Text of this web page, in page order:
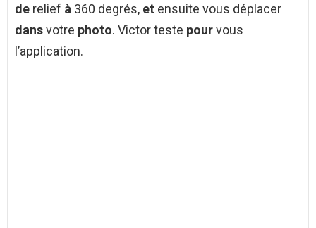
de relief à 360 degrés, et ensuite vous déplacer
dansvotre photo. Victor teste pourvous
l’application.